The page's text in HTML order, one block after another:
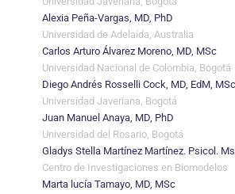
Alexia Peña-Vargas, MD, PhD
Universidad de Adelaida, Australia
Carlos Arturo Álvarez Moreno, MD, MSc
Universidad Nacional de Colombia, Bogotá
Diego Andrés Rosselli Cock, MD, EdM, MSc
Universidad Javeriana, Bogotá
Juan Manuel Anaya, MD, PhD
Universidad del Rosario, Bogotá
Gladys Stella Martínez Martínez. Psicol.
Centro de Investigaciones en Biomodelos
Marta lucía Tamayo, MD, MSc